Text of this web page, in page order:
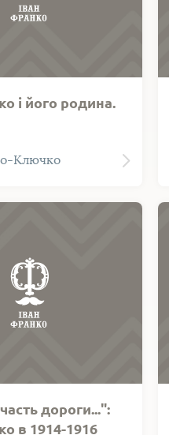
і його родина.
Ключко
дороги...":
в 1914-1916